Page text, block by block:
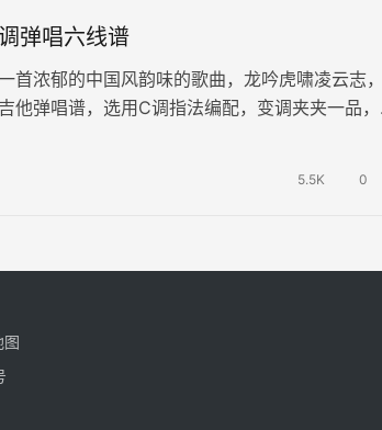
弹唱六线谱
首浓郁的中国风韵味的歌曲，龙吟虎啸凌云志
他弹唱谱，选用C调指法编配，变调夹夹一品，
5.5K 0
图